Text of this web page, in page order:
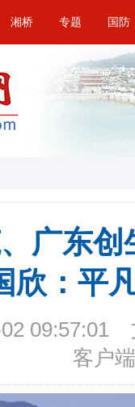
湘桥 专题 国防
广东
欣：平
09:57:01
客户端